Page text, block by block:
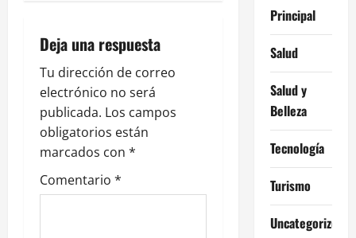
i
ó
n
d
e
Deja una respuesta
Tu dirección de correo
electrónico no será
publicada. Los campos
obligatorios están
marcados con *
Comentario *
Principal
Salud
Salud y
Belleza
Tecnología
Turismo
Uncategorized